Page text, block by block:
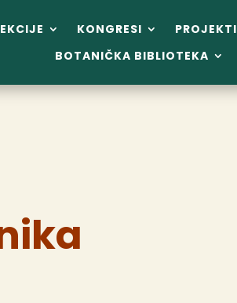
KONGRESI PROJEKTI
BOTANIČKA BIBLIOTEKA